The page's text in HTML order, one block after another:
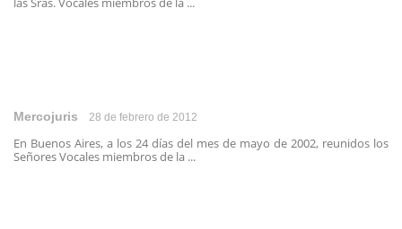
Mercojuris 28 de febrero de 2012
En Buenos Aires, a los 24 días del mes de mayo de 2002, reunidos los
Señores Vocales miembros de la ...